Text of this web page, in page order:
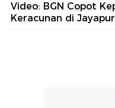
Video: BGN Copot
Keracunan di